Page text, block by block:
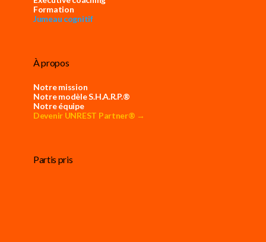
Formation
Jumeau cognitif
À propos
Notre mission
Notre modèle S.H.A.R.P.®
Notre équipe
Devenir UNREST Partner® →
Partis pris